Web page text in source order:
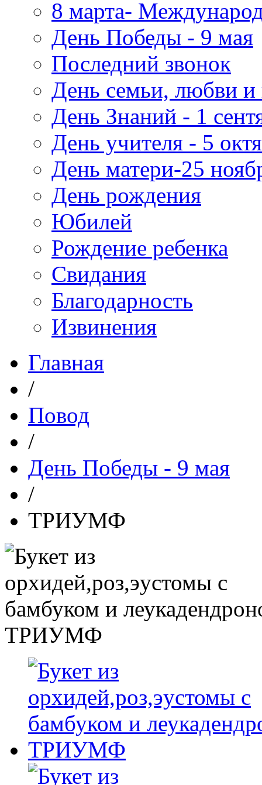
8 марта-
День Победы - 9 мая
Последний звонок
День семьи, любви и
День Знаний - 1
День учителя - 5
День матери-25
День рождения
Юбилей
Рождение ребенка
Свидания
Благодарность
Извинения
Главная
/
Повод
/
День Победы - 9 мая
/
ТРИУМФ